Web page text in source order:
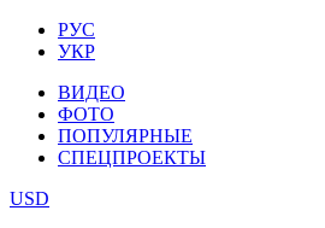
РУС
УКР
ВИДЕО
ФОТО
ПОПУЛЯРНЫЕ
СПЕЦПРОЕКТЫ
USD